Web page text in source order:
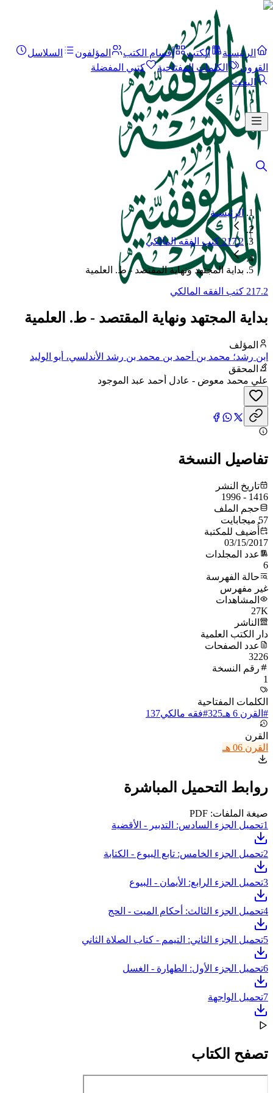
الرئيسية الكتب أقسام الكتب المؤلفون
السلاسل
القرون
الكلمات المفتاحية
كتبي المفضلة
البحث
الرئيسية
217.2 كتب الفقه المالكي
بداية المجتهد ونهاية المقتصد - ط. العلمية
217.2 كتب الفقه المالكي
بداية المجتهد ونهاية المقتصد - ط. العلمية
المؤلف
ابن رشد؛ محمد بن أحمد بن محمد بن رشد الأندلسي، أبو الوليد
المحقق
علي محمد معوض - عادل أحمد عبد الموجود
تفاصيل النسخة
تاريخ النشر
1416 - 1996
حجم الملف
57 ميجابايت
أُضيف للمكتبة
03/15/2017
عدد المجلدات
6
حالة الفهرسة
غير مفهرس
المشاهدات
27K
الناشر
دار الكتب العلمية
عدد الصفحات
3226
رقم النسخة
1
الكلمات المفتاحية
# القرن 6 هـ 325
#فقه مالكي137
القرن
القرن 06 هـ
روابط التحميل المباشرة
صيغة الملفات: PDF
1تحميل الجزء السادس: التدبير - الأقضية
2تحميل الجزء الخامس: تابع البيوع - الكتابة
3تحميل الجزء الرابع: الأيمان - البيوع
4تحميل الجزء الثالث: أحكام الميت - الحج
5تحميل الجزء الثاني: التيمم - كتاب الصلاة الثاني
6تحميل الجزء الأول: الطهارة - الغسل
7تحميل الواجهة
تصفح الكتاب